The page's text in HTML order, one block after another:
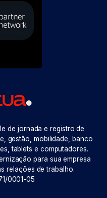
de jornada e registro de
gestão, mobilidade, banco
tablets e computadores.
para sua empresa
relações de trabalho.
0001-05